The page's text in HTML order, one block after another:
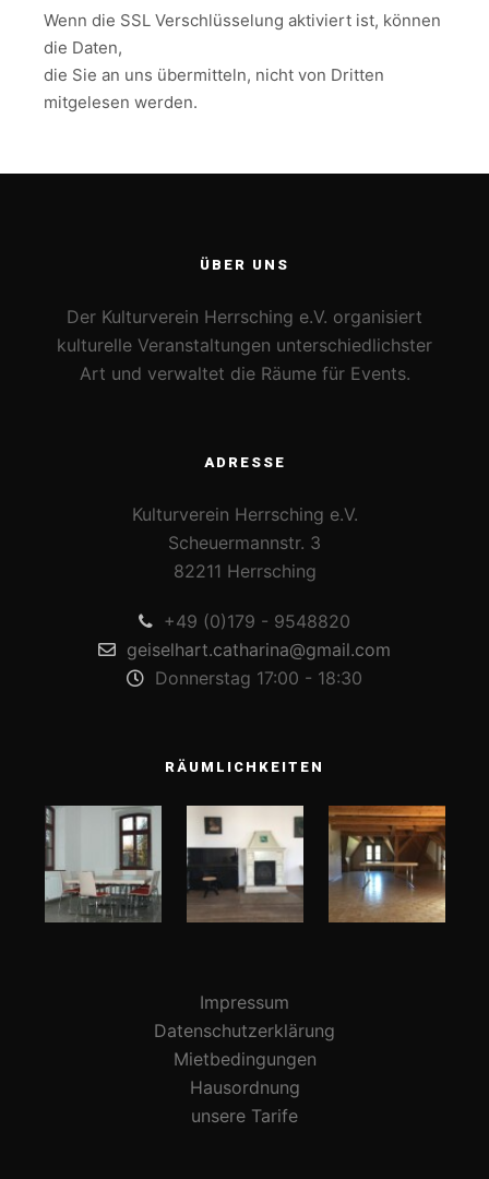
Wenn die SSL Verschlüsselung aktiviert ist, können
die Daten,
die Sie an uns übermitteln, nicht von Dritten
mitgelesen werden.
ÜBER UNS
Der Kulturverein Herrsching e.V. organisiert
kulturelle Veranstaltungen unterschiedlichster
Art und verwaltet die Räume für Events.
ADRESSE
Kulturverein Herrsching e.V.
Scheuermannstr. 3
82211 Herrsching
+49 (0)179 - 9548820
geiselhart.catharina@gmail.com
Donnerstag 17:00 - 18:30
RÄUMLICHKEITEN
Impressum
Datenschutzerklärung
Mietbedingungen
Hausordnung
unsere Tarife